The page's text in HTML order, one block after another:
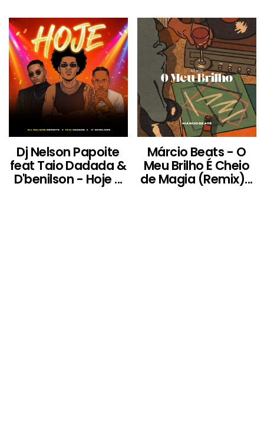
Dj Nelson Papoite
feat Taio Dadada &
D'benilson - Hoje ...
Márcio Beats - O
Meu Brilho É Cheio
de Magia (Remix)...